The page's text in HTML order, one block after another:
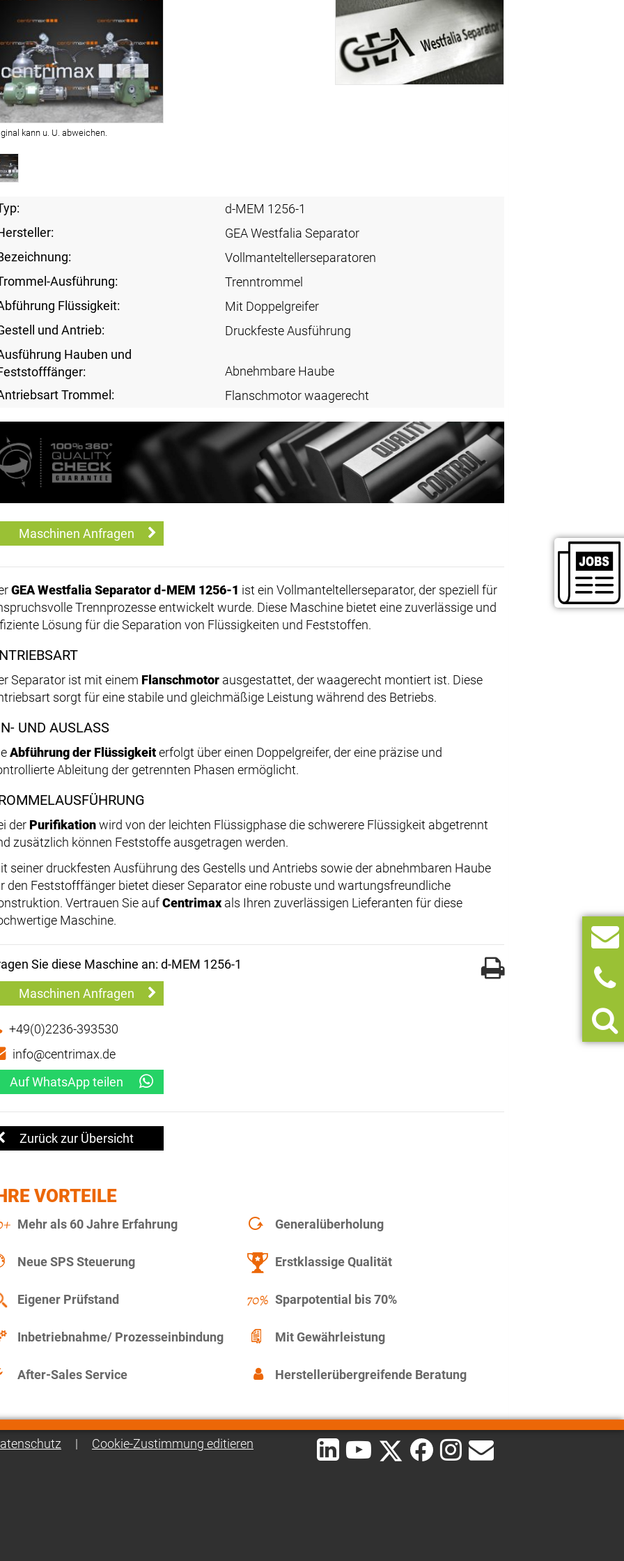
kann u. U. abweichen.
d-MEM 1256-1
GEA Westfalia Separator
Vollmanteltellerseparatoren
Ausführung:
Trenntrommel
Flüssigkeit:
Mit Doppelgreifer
und Antrieb:
Druckfeste Ausführung
Hauben und
Abnehmbare Haube
Trommel:
Flanschmotor waagerecht
Maschinen Anfragen
GEA Westfalia Separator d-MEM 1256-1 ist ein Vollmanteltellerseparator, der speziell für
Trennprozesse entwickelt wurde. Diese Maschine bietet eine zuverlässige und
Lösung für die Separation von Flüssigkeiten und Feststoffen.
Separator ist mit einem Flanschmotor ausgestattet, der waagerecht montiert ist. Diese
sorgt für eine stabile und gleichmäßige Leistung während des Betriebs.
UND AUSLASS
Abführung der Flüssigkeiterfolgt über einen Doppelgreifer, der eine präzise und
Ableitung der getrennten Phasen ermöglicht.
der Purifikationwird von der leichten Flüssigphase die schwerere Flüssigkeit abgetrennt
zusätzlich können Feststoffe ausgetragen werden.
seiner druckfesten Ausführung des Gestells und Antriebs sowie der abnehmbaren Haube
den Feststofffänger bietet dieser Separator eine robuste und wartungsfreundliche
Vertrauen Sie aufCentrimax als Ihren zuverlässigen Lieferanten für diese
Maschine.
Sie diese Maschine an: d-MEM 1256-1
Maschinen Anfragen
+49(0)2236-393530
info@centrimax.de
Auf WhatsApp teilen
Zurück zur Übersicht
VORTEILE
Mehr als 60 Jahre Erfahrung Generalüberholung
Neue SPS Steuerung Erstklassige Qualität
Eigener Prüfstand Sparpotential bis 70%
Inbetriebnahme/ Prozesseinbindung Mit Gewährleistung
After-Sales Service Herstellerübergreifende Beratung
| Cookie-Zustimmung editieren